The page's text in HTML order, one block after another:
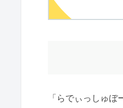
「らでぃっしゅぼ